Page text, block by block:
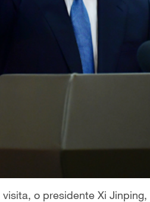
o presidente Xi